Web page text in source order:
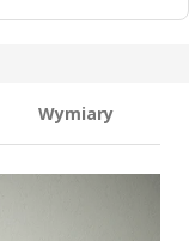
Wymiary